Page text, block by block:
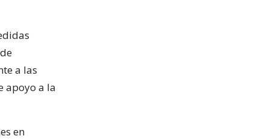
a las
apoyo a la
en